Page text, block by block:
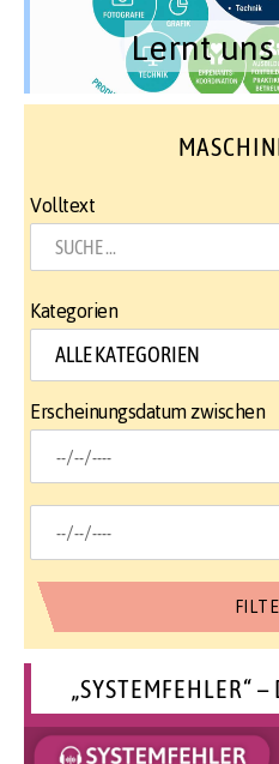
Lernt
Volltext
Kategorien
Erscheinungsdatum zwischen
„SYSTEMFEHLER“